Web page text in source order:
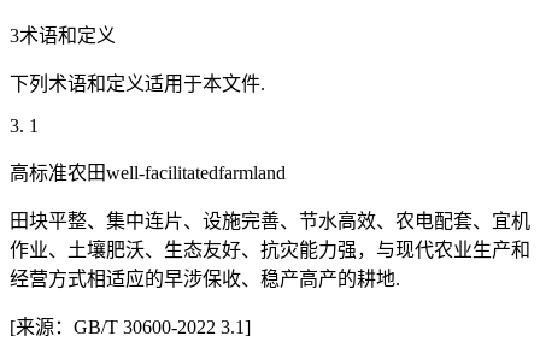
3术语和定义
下列术语和定义适用于本文件.
3. 1
高标准农田well-facilitatedfarmland
田块平整、集中连片、设施完善、节水高效、农电配套、宜机
作业、土壤肥沃、生态友好、抗灾能力强，与现代农业生产和
经营方式相适应的早涉保收、稳产高产的耕地.
[来源：GB/T 30600-2022 3.1]